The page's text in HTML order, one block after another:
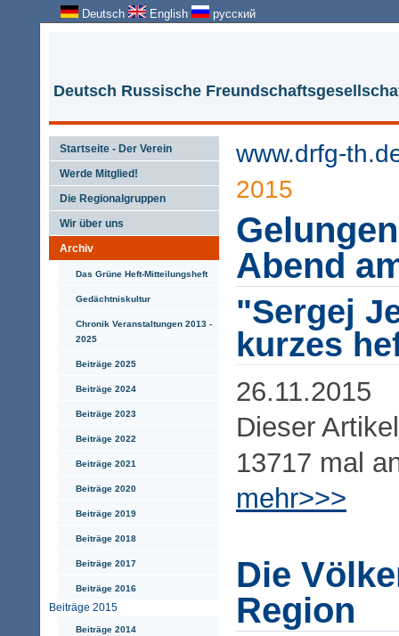
Deutsch English русский
Deutsch Russische
Startseite - Der Verein
Werde Mitglied!
Die Regionalgruppen
Wir über uns
Archiv
Das Grüne Heft-Mitteilungsheft
Gedächtniskultur
Chronik Veranstaltungen 2013 -
2025
Beiträge 2025
Beiträge 2024
Beiträge 2023
Beiträge 2022
Beiträge 2021
Beiträge 2020
Beiträge 2019
Beiträge 2018
Beiträge 2017
Beiträge 2016
Beiträge 2015
Beiträge 2014
www.drfg-
2015
Abend
"Sergej
kurzes
26.11.2015
Dieser
13717 mal
mehr>>>
Die
Region